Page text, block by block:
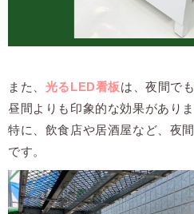
また、 光るLED看板は、夜間で
昼間よりも印象的な効果がありま
特に、飲食店や居酒屋など、夜
です。